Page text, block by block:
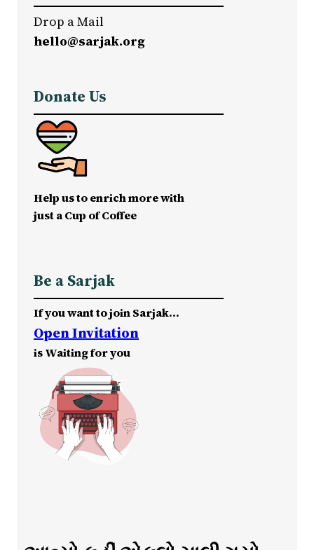
Drop a Mail
hello@sarjak.org
Donate Us
Help us to enrich more with
just a Cup of Coffee
Be a Sarjak
If you want to join Sarjak…
Open Invitation
is Waiting for you